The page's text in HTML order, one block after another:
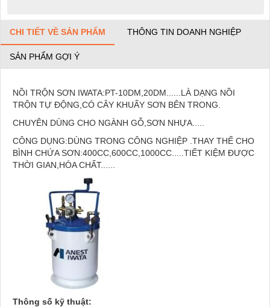
CHI TIẾT VỀ SẢN PHẨM THÔNG TIN DOANH NGHIỆP
SẢN PHẨM GỢI Ý
NỒI TRỘN SƠN IWATA:PT-10DM,20DM......LÀ DẠNG NỒI
TRỘN TỰ ĐỘNG,CÓ CÂY KHUẤY SƠN BÊN TRONG.
CHUYÊN DÙNG CHO NGÀNH GỖ,SƠN NHỰA.....
CÔNG DỤNG:DÙNG TRONG CÔNG NGHIỆP .THAY THẾ CHO
BÌNH CHỨA SƠN:400CC,600CC,1000CC.....TIẾT KIỆM ĐƯỢC
THỜI GIAN,HÓA CHẤT......
Thông số kỹ thuật: